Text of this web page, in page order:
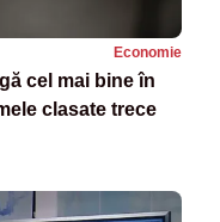
Economie
cel mai bine în
clasate trece